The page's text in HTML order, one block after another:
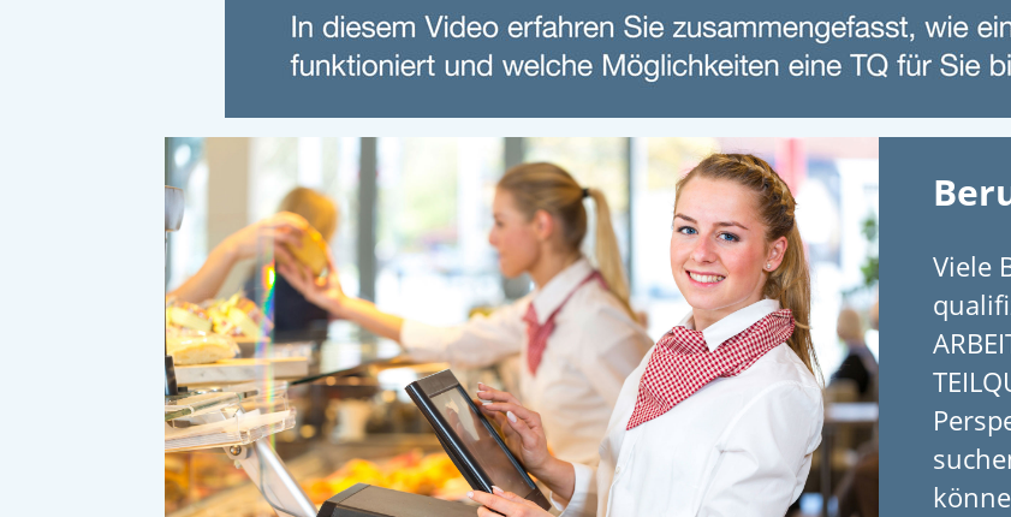
Viele